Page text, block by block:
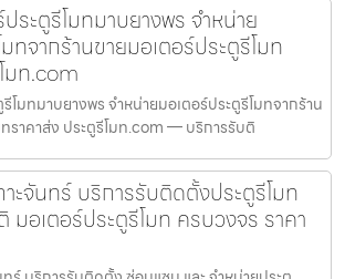
ระตูรีโมทมาบยางพร จำหน่าย
ทจากร้านขายมอเตอร์ประตูรีโมท
มท.com
โมทมาบยางพร จำหน่ายมอเตอร์ประตูรีโมทจากร้าน
ราคาส่ง ประตูรีโมท.com — บริการรับติ
ะจันทร์ บริการรับติดตั้งประตูรีโมท
มอเตอร์ประตูรีโมท ครบวงจร ราคา